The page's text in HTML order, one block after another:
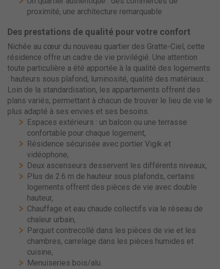
proximité, une architecture remarquable
Des prestations de qualité pour votre confort
Nichée au cœur du nouveau quartier des Gratte-Ciel, cette
résidence offre un cadre de vie privilégié. Une attention
toute particulière a été apportée à la qualité des logements
: hauteurs sous plafond, luminosité, qualité des matériaux…
Loin de la standardisation, les appartements offrent des
plans variés, permettant à chacun de trouver le lieu de vie le
plus adapté à ses envies et ses besoins.
Espaces extérieurs : un balcon ou une terrasse
confortable pour chaque logement,
Résidence sécurisée avec portier Vigik et
vidéophone,
Deux ascenseurs desservent les différents niveaux,
Plus de 2.6 m de hauteur sous plafonds, certains
logements offrent des pièces de vie avec double
hauteur,
Chauffage et eau chaude collectifs via le réseau de
chaleur urbain,
Parquet contrecollé dans les pièces de vie et les
chambres, carrelage dans les pièces humides et
cuisine,
Menuiseries bois/alu.